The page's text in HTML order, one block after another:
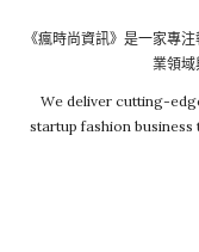
《瘋時尚資訊》是一家專
業領域
We deliver cutting-
startup fashion